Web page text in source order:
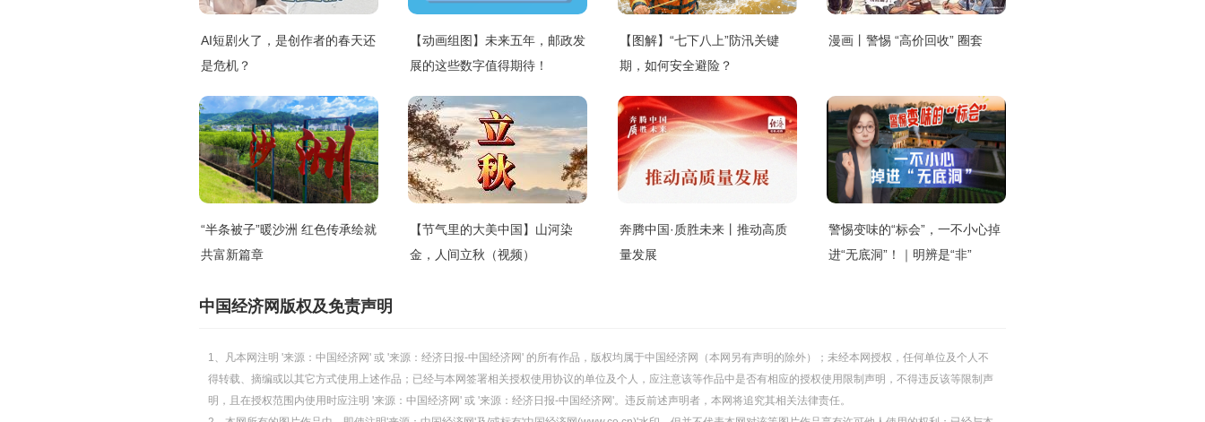
AI短剧火了，是创作者的春天还
是危机？
【动画组图】未来五年，邮政发
展的这些数字值得期待！
【图解】“七下八上”防汛关键
期，如何安全避险？
漫画丨警惕 “高价回收” 圈套
“半条被子”暖沙洲 红色传承绘就
共富新篇章
【节气里的大美中国】山河染
金，人间立秋（视频）
奔腾中国·质胜未来丨推动高质
量发展
警惕变味的“标会”，一不小心掉
进“无底洞”！｜明辨是“非”
中国经济网版权及免责声明
1、凡本网注明 '来源：中国经济网' 或 '来源：经济日报-中国经济网' 的所有作品，版权均属于中国经济网（本网另有声明的除外）；未经本网授权，任何单位及个人不
得转载、摘编或以其它方式使用上述作品；已经与本网签署相关授权使用协议的单位及个人，应注意该等作品中是否有相应的授权使用限制声明，不得违反该等限制声
明，且在授权范围内使用时应注明 '来源：中国经济网' 或 '来源：经济日报-中国经济网'。违反前述声明者，本网将追究其相关法律责任。